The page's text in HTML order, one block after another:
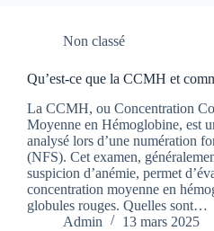
Non classé
Qu’est-ce que la CCMH et
La CCMH, ou Concentration
Moyenne en Hémoglobine, est
analysé lors d’une numération
(NFS). Cet examen,
suspicion d’anémie, permet
concentration moyenne en
globules rouges. Quelles sont…
Admin
13 mars 2025